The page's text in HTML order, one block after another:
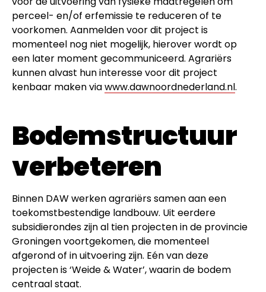
perceel- en/of erfemissie te reduceren of te
voorkomen. Aanmelden voor dit project is
momenteel nog niet mogelijk, hierover wordt op
een later moment gecommuniceerd. Agrariërs
kunnen alvast hun interesse voor dit project
kenbaar maken viawww.dawnoordnederland.nl.
Bodemstructuur
verbeteren
Binnen DAW werken agrariërs samen aan een
toekomstbestendige landbouw. Uit eerdere
subsidierondes zijn al tien projecten in de provincie
Groningen voortgekomen, die momenteel
afgerond of in uitvoering zijn. Eén van deze
projecten is ‘Weide & Water’, waarin de bodem
centraal staat.